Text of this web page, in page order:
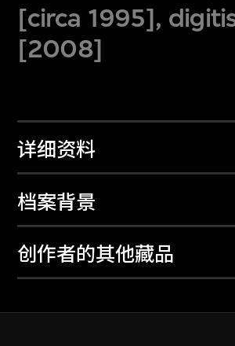
[circa 1995],
[2008]
详细资料
档案背景
创作者的其他藏品